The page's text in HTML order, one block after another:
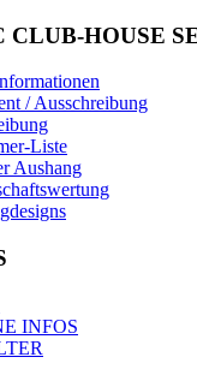
CLUB-HOUSE
/ Ausschreibung
Liste
Aushang
INFOS